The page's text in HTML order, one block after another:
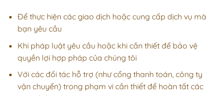
Để thực hiện các giao dịch hoặc cung cấp dịch vụ mà
bạn yêu cầu
Khi pháp luật yêu cầu hoặc khi cần thiết để bảo vệ
quyền lợi hợp pháp của chúng tôi
Với các đối tác hỗ trợ (như cổng thanh toán, công ty
vận chuyển) trong phạm vi cần thiết để hoàn tất các